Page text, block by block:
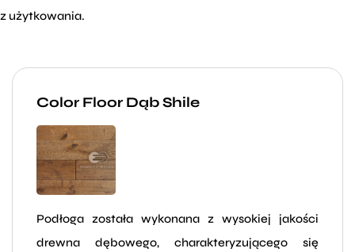
z użytkowania.
Color Floor Dąb Shile
Podłoga została wykonana z wysokiej jakości
drewna dębowego, charakteryzującego się